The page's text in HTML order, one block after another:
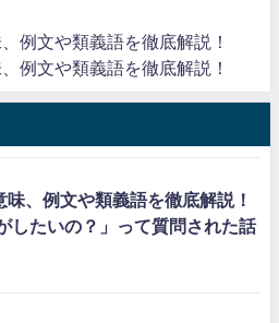
例文や類義語を徹底解説！
例文や類義語を徹底解説！
味、例文や類義語を徹底解説！
したいの？」って質問された話